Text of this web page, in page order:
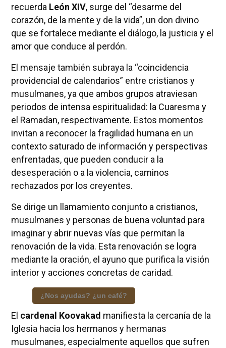
recuerda León XIV, surge del “desarme del
corazón, de la mente y de la vida”, un don divino
que se fortalece mediante el diálogo, la justicia y el
amor que conduce al perdón.
El mensaje también subraya la “coincidencia
providencial de calendarios” entre cristianos y
musulmanes, ya que ambos grupos atraviesan
periodos de intensa espiritualidad: la Cuaresma y
el Ramadan, respectivamente. Estos momentos
invitan a reconocer la fragilidad humana en un
contexto saturado de información y perspectivas
enfrentadas, que pueden conducir a la
desesperación o a la violencia, caminos
rechazados por los creyentes.
Se dirige un llamamiento conjunto a cristianos,
musulmanes y personas de buena voluntad para
imaginar y abrir nuevas vías que permitan la
renovación de la vida. Esta renovación se logra
mediante la oración, el ayuno que purifica la visión
interior y acciones concretas de caridad.
¿Nos ayudas? ¿un café?
El cardenal Koovakad manifiesta la cercanía de la
Iglesia hacia los hermanos y hermanas
musulmanes, especialmente aquellos que sufren